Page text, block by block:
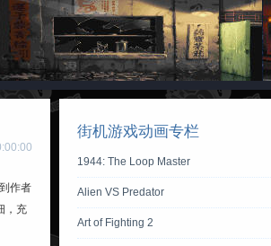
作者
，充
街机游戏动画专栏
1944: The Loop Master
Alien VS Predator
Art of Fighting 2